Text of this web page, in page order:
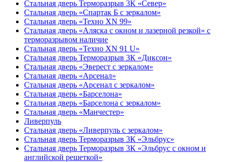
Стальная дверь Терморазрыв 3К «Север»
Стальная дверь «Спартак Б с зеркалом»
Стальная дверь «Техно XN 99»
Стальная дверь «Аляска с окном и лазерной резкой» с
терморазрывом наличие
Стальная дверь «Техно XN 91 U»
Стальная дверь Терморазрыв 3К «Диксон»
Стальная дверь «Эверест с зеркалом»
Стальная дверь «Арсенал»
Стальная дверь «Арсенал с зеркалом»
Стальная дверь «Барселона»
Стальная дверь «Барселона с зеркалом»
Стальная дверь «Манчестер»
Ливерпуль
Стальная дверь «Ливерпуль с зеркалом»
Стальная дверь Терморазрыв 3К «Эльбрус»
Стальная дверь Терморазрыв 3К «Эльбрус с окном и
английской решеткой»